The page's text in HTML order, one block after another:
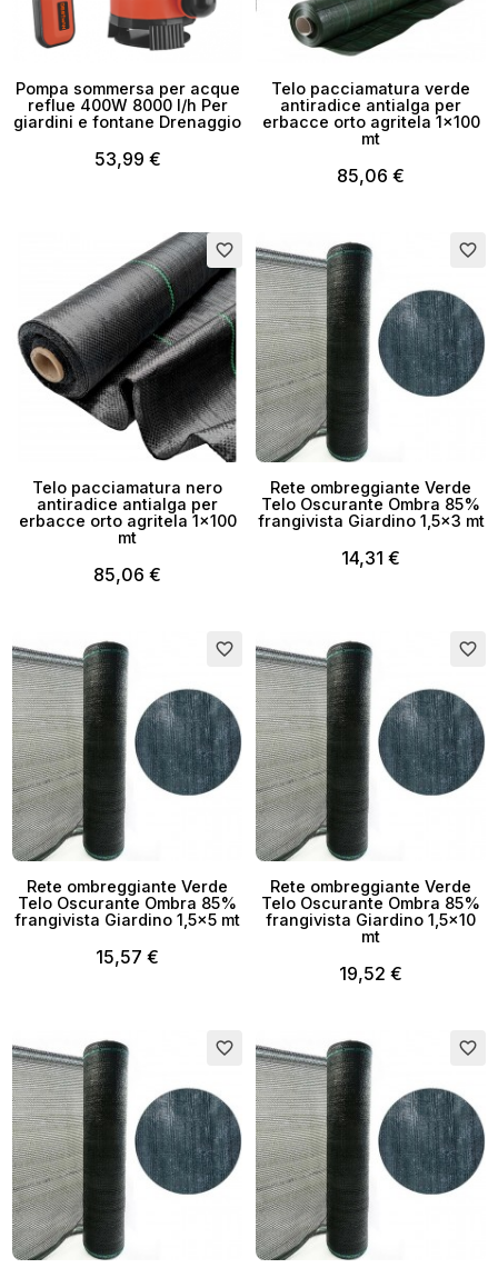
Pompa sommersa per acque
reflue 400W 8000 l/h Per
giardini e fontane Drenaggio
53,99 €
Telo pacciamatura verde
antiradice antialga per
erbacce orto agritela 1x100
mt
85,06 €
favorite_border
Telo pacciamatura nero
antiradice antialga per
erbacce orto agritela 1x100
mt
85,06 €
favorite_border
Rete ombreggiante Verde
Telo Oscurante Ombra 85%
frangivista Giardino 1,5x3 mt
14,31 €
favorite_border
Rete ombreggiante Verde
Telo Oscurante Ombra 85%
frangivista Giardino 1,5x5 mt
15,57 €
favorite_border
Rete ombreggiante Verde
Telo Oscurante Ombra 85%
frangivista Giardino 1,5x10
mt
19,52 €
favorite_border favorite_border